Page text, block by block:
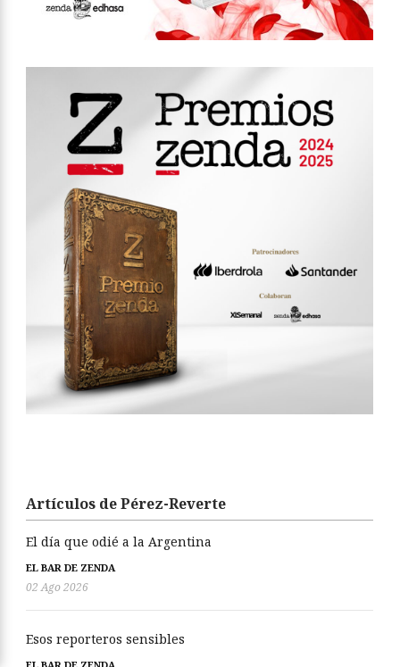
Artículos de Pérez-Reverte
El día que odié a la Argentina
EL BAR DE ZENDA
02 Ago 2026
Esos reporteros sensibles